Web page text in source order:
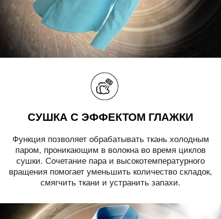
СУШКА С ЭФФЕКТОМ ГЛАЖКИ
Функция позволяет обрабатывать ткань холодным
паром, проникающим в волокна во время циклов
сушки. Сочетание пара и высокотемпературного
вращения помогает уменьшить количество складок,
смягчить ткани и устранить запахи.